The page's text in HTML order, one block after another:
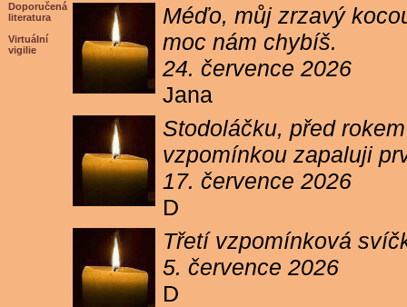
Doporučená
literatura
Virtuální
vigilie
Méďo, můj zrzavý
moc nám chybíš.
24. července 2026
Jana
Stodoláčku, před
vzpomínkou zapaluji
17. července 2026
D
Třetí vzpomínková
5. července 2026
D